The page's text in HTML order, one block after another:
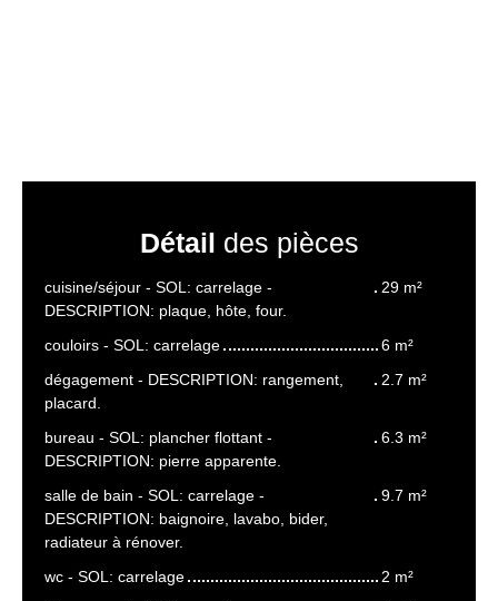
Détail des pièces
cuisine/séjour - SOL: carrelage -
DESCRIPTION: plaque, hôte, four.
29 m²
couloirs - SOL: carrelage
6 m²
dégagement - DESCRIPTION: rangement,
placard.
2.7 m²
bureau - SOL: plancher flottant -
DESCRIPTION: pierre apparente.
6.3 m²
salle de bain - SOL: carrelage -
DESCRIPTION: baignoire, lavabo, bider,
radiateur à rénover.
9.7 m²
wc - SOL: carrelage
2 m²